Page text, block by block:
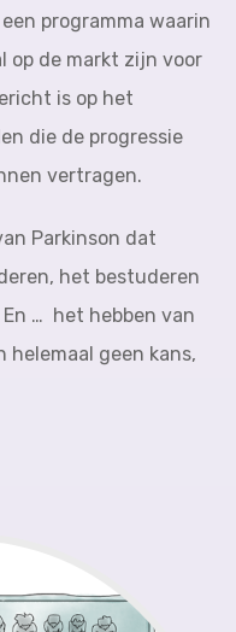
programma waarin
op de markt zijn voor
is op het
die de progressie
vertragen.
Parkinson dat
het bestuderen
… het hebben van
helemaal geen kans,